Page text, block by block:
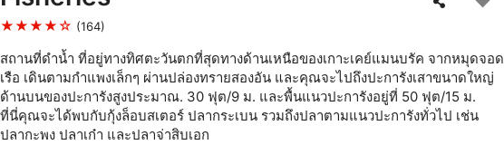
★★★★☆ (164)
สถานที่ดำน้ำ ที่อยู่ทางทิศตะวันตกที่สุดทางด้านเหนือของเกาะเคย์แมนบรัค จากหมุดจอด
เรือ เดินตามกำแพงเล็กๆ ผ่านปล่องทรายสองอัน และคุณจะไปถึงปะการังเสาขนาดใหญ่
ด้านบนของปะการังสูงประมาณ. 30 ฟุต/9 ม. และพื้นแนวปะการังอยู่ที่ 50 ฟุต/15 ม.
ที่นี่คุณจะได้พบกับกุ้งล็อบสเตอร์ ปลากระเบน รวมถึงปลาตามแนวปะการังทั่วไป เช่น
ปลากะพง ปลาเก๋า และปลาจ่าสิบเอก